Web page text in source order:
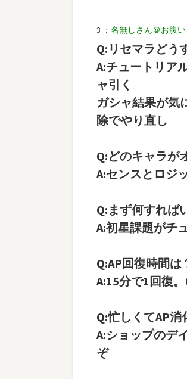
3 ： 名無しさん＠お腹い
Q:リセマラどう
A:チュートリア
ャ引く
ガシャ結果が
除でやり直し
Q:どのキャラが
A:センスとロジ
Q:まず何すれば
A:初星課題がチ
Q:AP回復時間は
A:15分で1回復
Q:忙しくてAP消
A:ショップのデ
ぞ